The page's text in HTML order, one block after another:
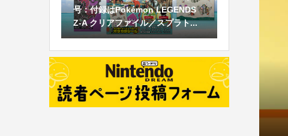
号：付録はPokémon LEGENDS
Z-A クリアファイル／スプラト...